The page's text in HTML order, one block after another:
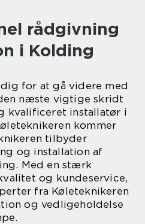
rådgivning
i Kolding
for at gå videre med
næste vigtige skridt
kvalificeret installatør i
kommer
tilbyder
og installation af
Med en stærk
og kundeservice,
fra Køleteknikeren
og vedligeholdelse